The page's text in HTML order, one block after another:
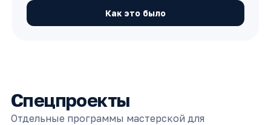
Как это было
Спецпроекты
Отдельные программы мастерской для